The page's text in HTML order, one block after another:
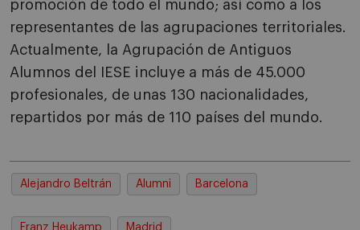
promoción de todo el mundo; así como a los
representantes de las agrupaciones territoriales.
Actualmente, la Agrupación de Antiguos
Alumnos del IESE incluye a más de 45.000
profesionales, de unas 130 nacionalidades,
repartidos por más de 110 países del mundo.
Alejandro Beltrán Alumni Barcelona
Franz Heukamp Madrid